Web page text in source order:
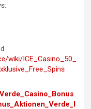
wiki/ICE_Casino_50_